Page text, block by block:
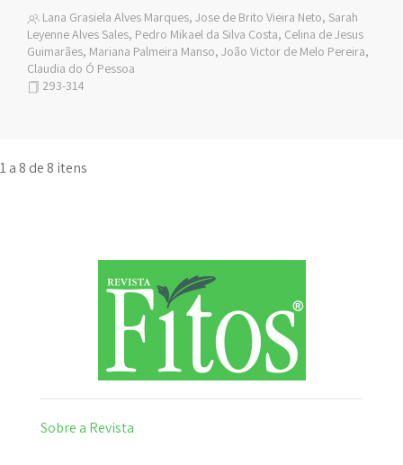
Lana Grasiela Alves Marques, Jose de Brito Vieira Neto, Sarah
Leyenne Alves Sales, Pedro Mikael da Silva Costa, Celina de Jesus
Guimarães, Mariana Palmeira Manso, João Victor de Melo Pereira,
Claudia do Ó Pessoa
293-314
1 a 8 de 8 itens
Sobre a Revista